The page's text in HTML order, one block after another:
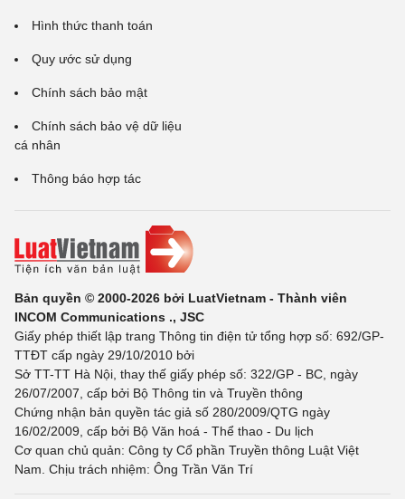
Hình thức thanh toán
Quy ước sử dụng
Chính sách bảo mật
Chính sách bảo vệ dữ liệu
cá nhân
Thông báo hợp tác
Bản quyền © 2000-2026 bởi LuatVietnam - Thành viên
INCOM Communications ., JSC
Giấy phép thiết lập trang Thông tin điện tử tổng hợp số: 692/GP-
TTĐT cấp ngày 29/10/2010 bởi
Sở TT-TT Hà Nội, thay thế giấy phép số: 322/GP - BC, ngày
26/07/2007, cấp bởi Bộ Thông tin và Truyền thông
Chứng nhận bản quyền tác giả số 280/2009/QTG ngày
16/02/2009, cấp bởi Bộ Văn hoá - Thể thao - Du lịch
Cơ quan chủ quản: Công ty Cổ phần Truyền thông Luật Việt
Nam. Chịu trách nhiệm: Ông Trần Văn Trí